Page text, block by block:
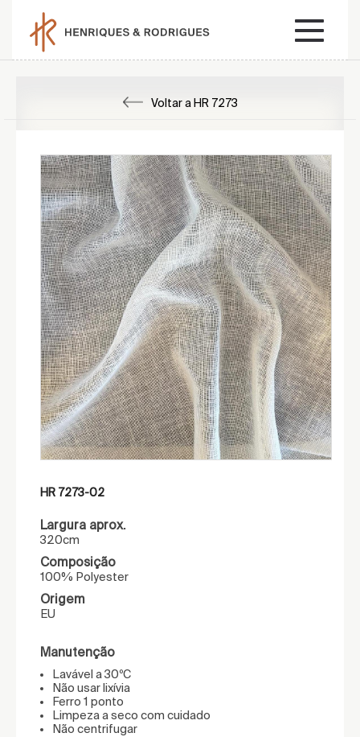
Voltar a HR 7273
HR 7273-02
Largura aprox.
320cm
Composição
100% Polyester
Origem
EU
Manutenção
Lavável a 30ºC
Não usar lixívia
Ferro 1 ponto
Limpeza a seco com cuidado
Não centrifugar